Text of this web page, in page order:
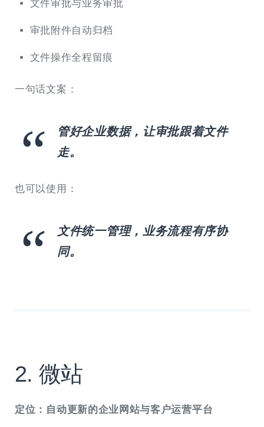
文件审批与业务审批
审批附件自动归档
文件操作全程留痕
一句话文案：
管好企业数据，让审批跟着文件
走。
也可以使用：
文件统一管理，业务流程有序协
同。
2. 微站
定位：自动更新的企业网站与客户运营平台